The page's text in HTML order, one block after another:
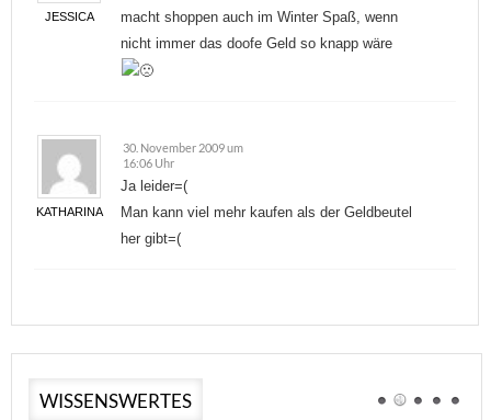
JESSICA
macht shoppen auch im Winter Spaß, wenn
nicht immer das doofe Geld so knapp wäre
KATHARINA
30. November 2009 um
16:06 Uhr
Ja leider=(
Man kann viel mehr kaufen als der Geldbeutel
her gibt=(
WISSENSWERTES